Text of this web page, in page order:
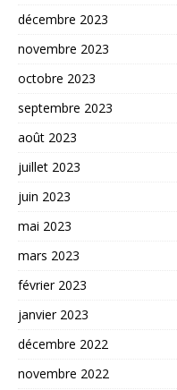
décembre 2023
novembre 2023
octobre 2023
septembre 2023
août 2023
juillet 2023
juin 2023
mai 2023
mars 2023
février 2023
janvier 2023
décembre 2022
novembre 2022